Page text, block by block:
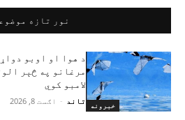
نور تازه
خبرونه
د هوا او اوبو
مرغانو په څېر
لامبو کوي
تاند - اګست 8, 2026